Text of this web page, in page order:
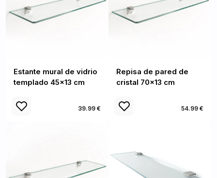
Estante mural de vidrio
templado 45x13 cm
39.99 €
Repisa de pared de
cristal 70x13 cm
54.99 €